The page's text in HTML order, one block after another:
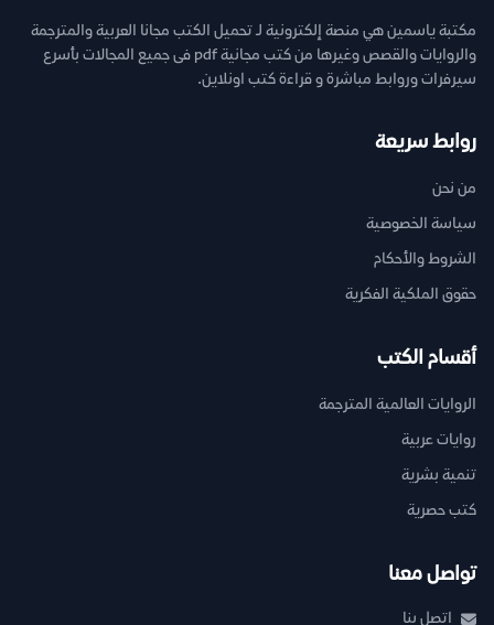
مكتبة ياسمين هي منصة إلكترونية لـ تحميل الكتب مجانا العربية والمترجمة
والروايات والقصص وغيرها من كتب مجانية pdf فى جميع المجالات بأسرع
سيرفرات وروابط مباشرة و قراءة كتب اونلاين.
روابط سريعة
من نحن
سياسة الخصوصية
الشروط والأحكام
حقوق الملكية الفكرية
أقسام الكتب
الروايات العالمية المترجمة
روايات عربية
تنمية بشرية
كتب حصرية
تواصل معنا
اتصل بنا